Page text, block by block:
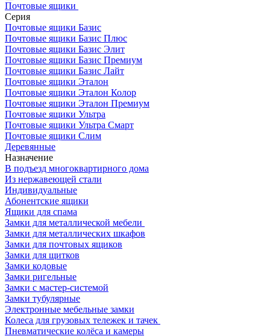
Почтовые ящики
Серия
Почтовые ящики Базис
Почтовые ящики Базис Плюс
Почтовые ящики Базис Элит
Почтовые ящики Базис Премиум
Почтовые ящики Базис Лайт
Почтовые ящики Эталон
Почтовые ящики Эталон Колор
Почтовые ящики Эталон Премиум
Почтовые ящики Ультра
Почтовые ящики Ультра Смарт
Почтовые ящики Слим
Деревянные
Назначение
В подъезд многоквартирного дома
Из нержавеющей стали
Индивидуальные
Абонентские ящики
Ящики для спама
Замки для металлической мебели
Замки для металлических шкафов
Замки для почтовых ящиков
Замки для щитков
Замки кодовые
Замки ригельные
Замки с мастер-системой
Замки тубулярные
Электронные мебельные замки
Колеса для грузовых тележек и тачек
Пневматические колёса и камеры